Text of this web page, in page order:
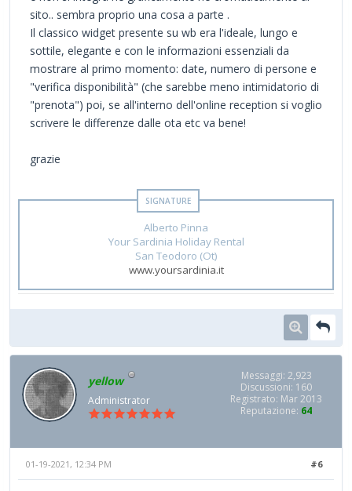
sito.. sembra proprio una cosa a parte .
Il classico widget presente su wb era l'ideale, lungo e
sottile, elegante e con le informazioni essenziali da
mostrare al primo momento: date, numero di persone e
"verifica disponibilità" (che sarebbe meno intimidatorio di
"prenota") poi, se all'interno dell'online reception si voglio
scrivere le differenze dalle ota etc va bene!
grazie
Alberto Pinna
Your Sardinia Holiday Rental
San Teodoro (Ot)
www.yoursardinia.it
yellow
Administrator
Messaggi: 2,923
Discussioni: 160
Registrato: Mar 2013
Reputazione: 64
#6
01-19-2021, 12:34 PM